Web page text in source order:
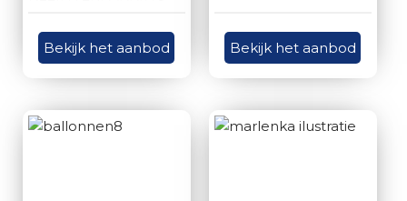
Bekijk het aanbod Bekijk het aanbod